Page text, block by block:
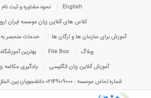
English
نحوه مشاوره و ثبت نام
کلاس های آنلاین زبان موسسه ایران
آموزش برای سازمان ها و ارگان ها
خدمات منحصر به
وبلاگ
File Box
بهترین
آموزش آنلاین زبان انگلیسی
یادگیری مکالمه
شماره تماس موسسه : 02149109000 دانشجویان بین الملل : 5965-822-201 1+